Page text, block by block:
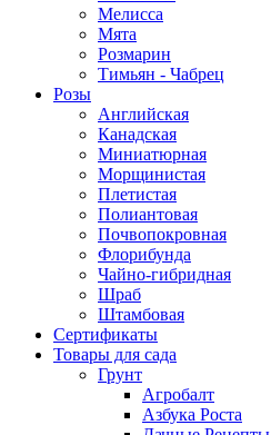
Мелисса
Мята
Розмарин
Тимьян - Чабрец
Розы
Английская
Канадская
Миниатюрная
Морщинистая
Плетистая
Полиантовая
Почвопокровная
Флорибунда
Чайно-гибридная
Шраб
Штамбовая
Сертификаты
Товары для сада
Грунт
Агробалт
Азбука Роста